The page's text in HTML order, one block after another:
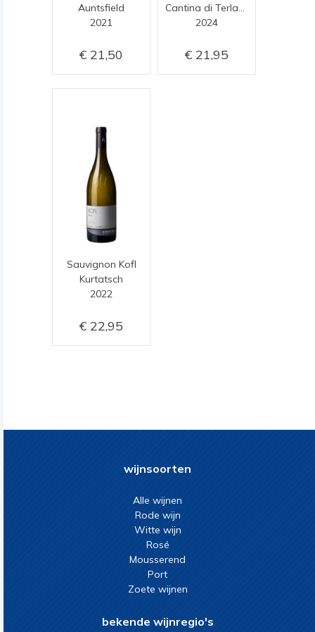
Auntsfield
2021
21,50
2024
21,95
Sauvignon Kofl
Kurtatsch
2022
22,95
wijnsoorten
Alle wijnen
Rode wijn
Witte wijn
Rosé
Mousserend
Port
Zoete wijnen
bekende wijnregio's